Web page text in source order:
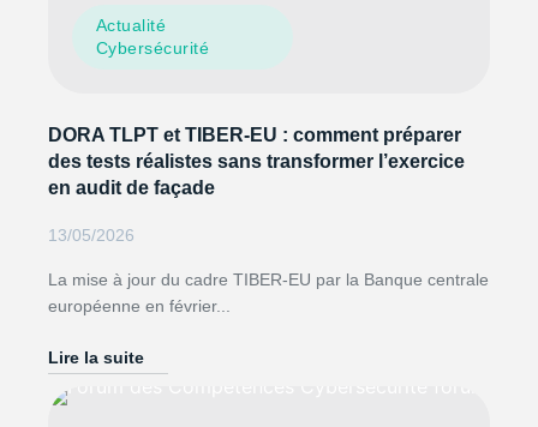
Actualité
Cybersécurité
DORA TLPT et TIBER-EU : comment préparer
des tests réalistes sans transformer l’exercice
en audit de façade
13/05/2026
La mise à jour du cadre TIBER-EU par la Banque centrale
européenne en février...
Lire la suite